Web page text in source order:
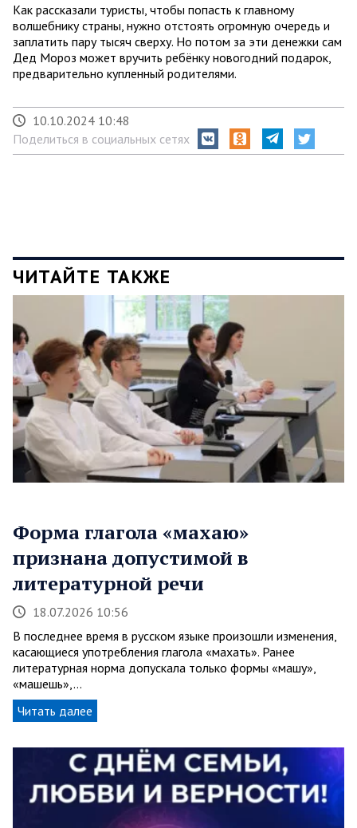
Как рассказали туристы, чтобы попасть к главному
волшебнику страны, нужно отстоять огромную очередь и
заплатить пару тысяч сверху. Но потом за эти денежки сам
Дед Мороз может вручить ребёнку новогодний подарок,
предварительно купленный родителями.
10.10.2024 10:48
Поделиться в социальных сетях
ЧИТАЙТЕ ТАКЖЕ
Форма глагола «махаю»
признана допустимой в
литературной речи
18.07.2026 10:56
В последнее время в русском языке произошли изменения,
касающиеся употребления глагола «махать». Ранее
литературная норма допускала только формы «машу»,
«машешь»,…
Читать далее